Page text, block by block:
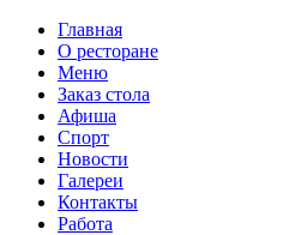
Главная
О ресторане
Меню
Заказ стола
Афиша
Спорт
Новости
Галереи
Контакты
Работа